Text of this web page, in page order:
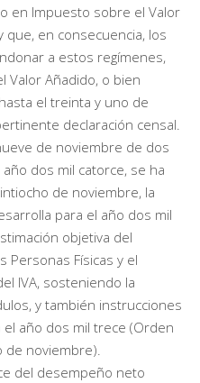
en Impuesto sobre el Valor
que, en consecuencia, los
a estos regímenes,
Valor Añadido, o bien
el treinta y uno de
declaración censal.
de noviembre de dos
dos mil catorce, se ha
de noviembre, la
para el año dos mil
objetiva del
Personas Físicas y el
IVA, sosteniendo la
y también instrucciones
el año dos mil trece (Orden
de noviembre).
del desempeño neto